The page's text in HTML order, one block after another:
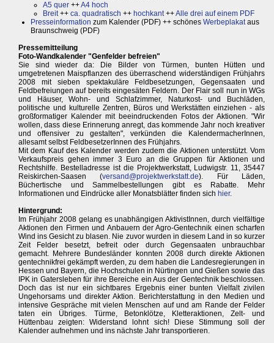
A5 quer ++A4 hoch
Breit++ ca. quadratisch ++ hochkant++Alle drei auf einem PDF
Presseinformation zum Kalender (PDF) ++ schönes Werbeplakataus
Braunschweig (PDF)
Pressemitteilung
Foto-Wandkalender "Genfelder befreien"
Sie sind wieder da: Die Bilder von Türmen, bunten Hütten und
umgetretenen Maispflanzen des überraschend widerständigen Frühjahrs
2008 mit sieben spektakuläre Feldbesetzungen, Gegensaaten und
Feldbefreiungen auf bereits eingesäten Feldern. Der Flair soll nun in WGs
und Häuser, Wohn- und Schlafzimmer, Naturkost- und Buchläden,
politische und kulturelle Zentren, Büros und Werkstätten einziehen - als
großformatiger Kalender mit beeindruckenden Fotos der Aktionen. "Wir
wollen, dass diese Erinnerung anregt, das kommende Jahr noch kreativer
und offensiver zu gestalten", verkünden die KalendermacherInnen,
allesamt selbst FeldbesetzerInnen des Frühjahrs.
Mit dem Kauf des Kalender werden zudem die Aktionen unterstützt. Vom
Verkaufspreis gehen immer 3 Euro an die Gruppen für Aktionen und
Rechtshilfe. Bestelladresse ist die Projektwerkstatt, Ludwigstr. 11, 35447
Reiskirchen-Saasen (versand@projektwerkstatt.de). Für Läden,
Büchertische und Sammelbestellungen gibt es Rabatte. Mehr
Informationen und Eindrücke aller Monatsblätter finden sich hier.
Hintergrund:
Im Frühjahr 2008 gelang es unabhängigen AktivistInnen, durch vielfältige
Aktionen den Firmen und Anbauern der Agro-Gentechnik einen scharfen
Wind ins Gesicht zu blasen. Nie zuvor wurden in diesem Land in so kurzer
Zeit Felder besetzt, befreit oder durch Gegensaaten unbrauchbar
gemacht. Mehrere Bundesländer konnten 2008 durch direkte Aktionen
gentechnikfrei gekämpft werden, zu dem haben die Landesregierungen in
Hessen und Bayern, die Hochschulen in Nürtingen und Gießen sowie das
IPK in Gatersleben für ihre Bereiche ein Aus der Gentechnik beschlossen.
Doch das ist nur ein sichtbares Ergebnis einer bunten Vielfalt zivilen
Ungehorsams und direkter Aktion. Berichterstattung in den Medien und
intensive Gespräche mit vielen Menschen auf und am Rande der Felder
taten ein Übriges. Türme, Betonklötze, Kletteraktionen, Zelt- und
Hüttenbau zeigten: Widerstand lohnt sich! Diese Stimmung soll der
Kalender aufnehmen und ins nächste Jahr transportieren.